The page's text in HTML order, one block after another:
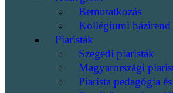
Bemutatkozás
Kollégiumi házirend
Piaristák
Szegedi piaristák
Magyarországi
Piarista pedagógia